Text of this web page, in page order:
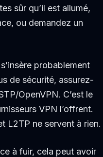
sûr qu’il est allumé,
ou demandez un
probablement
de sécurité, assurez-
OpenVPN. C’est le
VPN l’offrent.
L2TP ne servent à rien.
à fuir, cela peut avoir